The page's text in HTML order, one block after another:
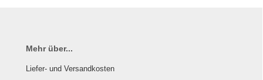
Mehr über...
Liefer- und Versandkosten